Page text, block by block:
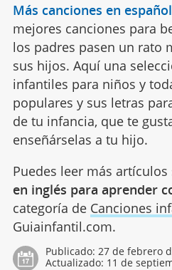
Más canciones en español
mejores canciones para
los padres pasen un rato
sus hijos. Aquí una
infantiles para niños y
populares y sus letras
de tu infancia, que te
enseñárselas a tu hijo.
Puedes leer más
en inglés para aprender
categoría de Canciones
Guiainfantil.com.
Publicado: 27 de febrero
Actualizado: 11 de